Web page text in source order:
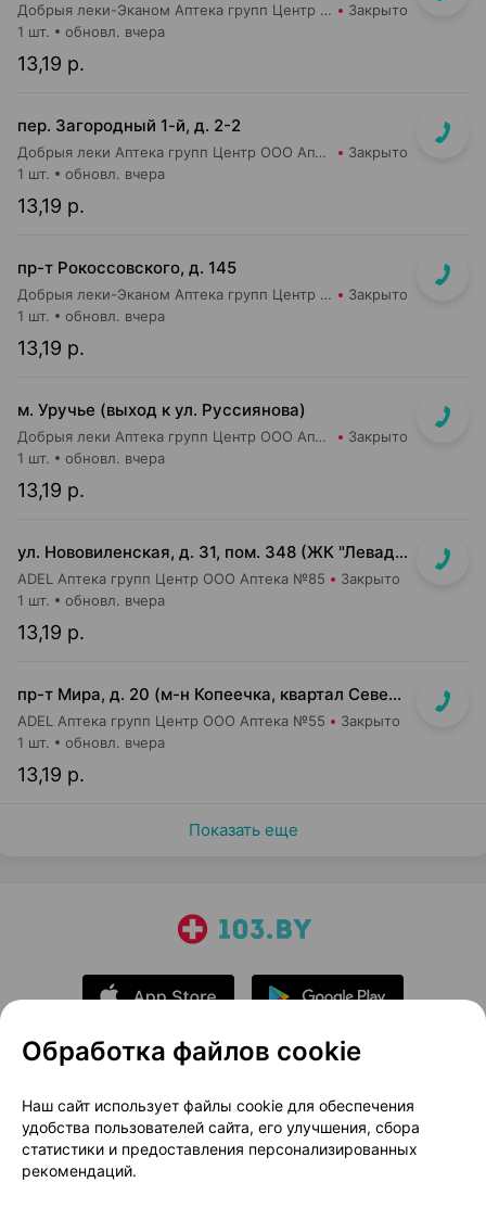
Добрыя леки-Эканом Аптека групп Центр ООО Аптека №87 Закрыто
13,19 р.
1 шт. обновл. вчера
пер. Загородный 1-й, д. 2-2
Добрыя леки Аптека групп Центр ООО Аптека №9 Закрыто
13,19 р.
1 шт. обновл. вчера
пр-т Рокоссовского, д. 145
Добрыя леки-Эканом Аптека групп Центр ООО Аптека №90 Закрыто
13,19 р.
1 шт. обновл. вчера
м. Уручье (выход к ул. Руссиянова)
Добрыя леки Аптека групп Центр ООО Аптека №16 Закрыто
13,19 р.
1 шт. обновл. вчера
ул. Нововиленская, д. 31, пом. 348 (ЖК "Левада")
ADEL Аптека групп Центр ООО Аптека №85 Закрыто
13,19 р.
1 шт. обновл. вчера
пр-т Мира, д. 20 (м-н Копеечка, квартал Северная Европа)
ADEL Аптека групп Центр ООО Аптека №55 Закрыто
13,19 р.
1 шт. обновл. вчера
Показать еще
О проекте
Новости проекта
Размещение рекламы
Медицинский маркетинг
Публичный договор
Доставка
Обработка файлов cookie
Наш сайт использует файлы cookie для обеспечения
удобства пользователей сайта, его улучшения, сбора
статистики и предоставления персонализированных
рекомендаций.